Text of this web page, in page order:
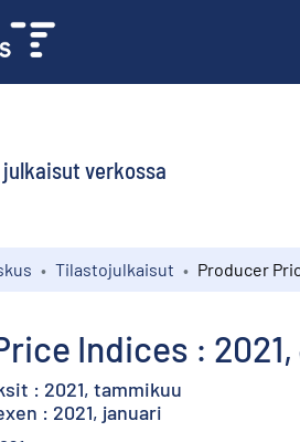
verkossa
Tilastojulkaisut
Indices :
: 2021, tammikuu
: 2021, januari